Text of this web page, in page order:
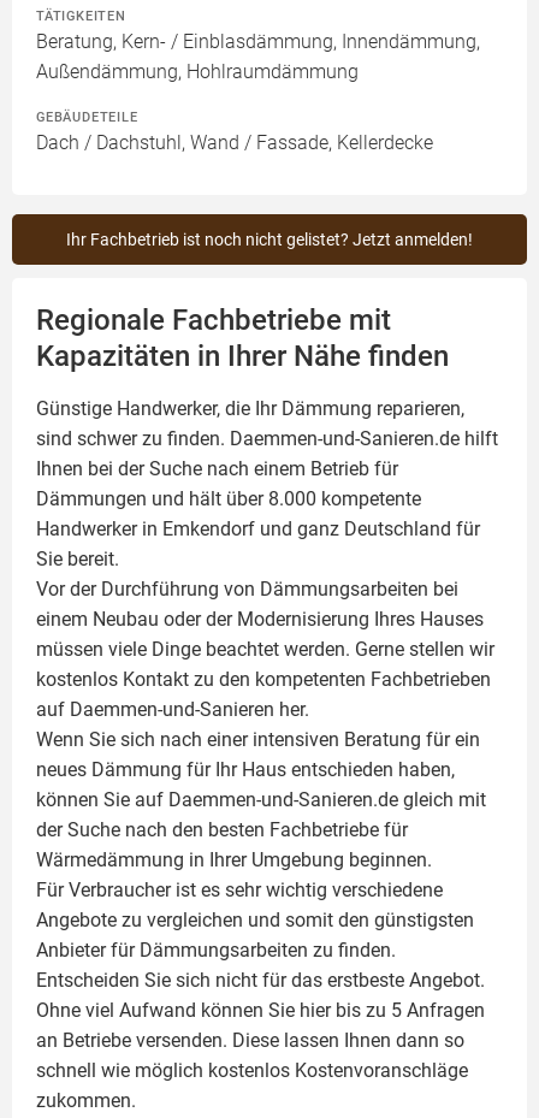
TÄTIGKEITEN
Beratung, Kern- / Einblasdämmung, Innendämmung,
Außendämmung, Hohlraumdämmung
GEBÄUDETEILE
Dach / Dachstuhl, Wand / Fassade, Kellerdecke
Ihr Fachbetrieb ist noch nicht gelistet? Jetzt anmelden!
Regionale Fachbetriebe mit
Kapazitäten in Ihrer Nähe finden
Günstige Handwerker, die Ihr Dämmung reparieren,
sind schwer zu finden. Daemmen-und-Sanieren.de hilft
Ihnen bei der Suche nach einem Betrieb für
Dämmungen und hält über 8.000 kompetente
Handwerker in Emkendorf und ganz Deutschland für
Sie bereit.
Vor der Durchführung von Dämmungsarbeiten bei
einem Neubau oder der Modernisierung Ihres Hauses
müssen viele Dinge beachtet werden. Gerne stellen wir
kostenlos Kontakt zu den kompetenten Fachbetrieben
auf Daemmen-und-Sanieren her.
Wenn Sie sich nach einer intensiven Beratung für ein
neues Dämmung für Ihr Haus entschieden haben,
können Sie auf Daemmen-und-Sanieren.de gleich mit
der Suche nach den besten Fachbetriebe für
Wärmedämmung in Ihrer Umgebung beginnen.
Für Verbraucher ist es sehr wichtig verschiedene
Angebote zu vergleichen und somit den günstigsten
Anbieter für Dämmungsarbeiten zu finden.
Entscheiden Sie sich nicht für das erstbeste Angebot.
Ohne viel Aufwand können Sie hier bis zu 5 Anfragen
an Betriebe versenden. Diese lassen Ihnen dann so
schnell wie möglich kostenlos Kostenvoranschläge
zukommen.